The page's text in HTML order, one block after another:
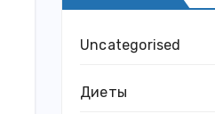
Uncategorised
Диеты